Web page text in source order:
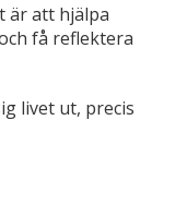
är att hjälpa
få reflektera
livet ut, precis